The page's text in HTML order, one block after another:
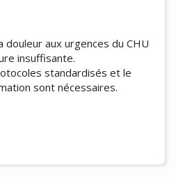
douleur aux urgences du CHU
insuffisante.
standardisés et le
sont nécessaires.